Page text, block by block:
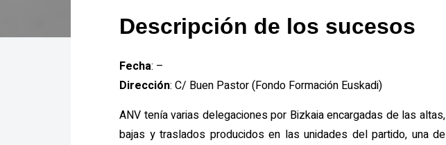
Descripción de los sucesos
Fecha: –
Dirección: C/ Buen Pastor (Fondo Formación Euskadi)
ANV tenía varias delegaciones por Bizkaia encargadas de las altas,
bajas y traslados producidos en las unidades del partido, una de